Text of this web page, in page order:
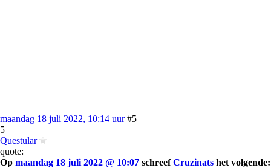
maandag 18 juli 2022, 10:14 uur #5
5
Questular
quote:
Op maandag 18 juli 2022 @ 10:07 schreefCruzinats het volgende: